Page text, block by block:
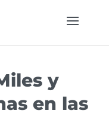
y
en las